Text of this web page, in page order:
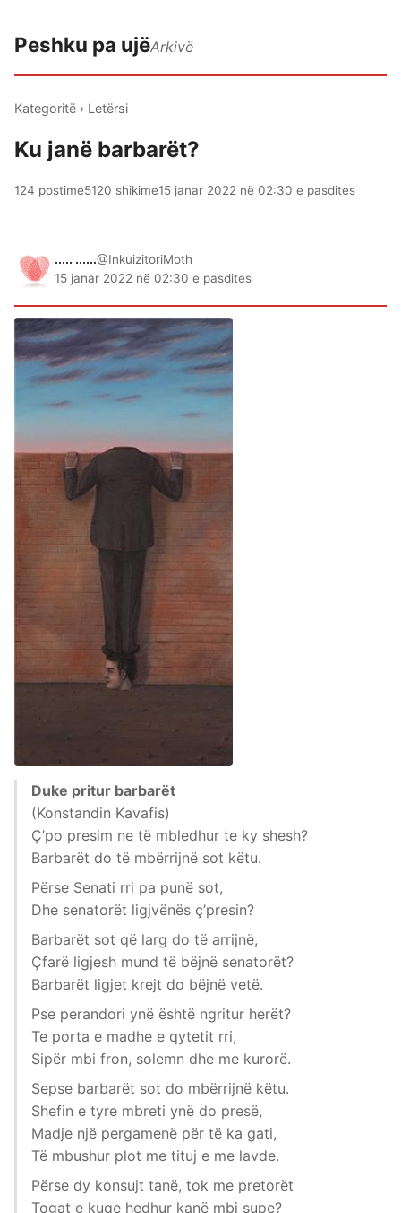
Peshku pa ujëArkivë
Kategoritë › Letërsi
Ku janë barbarët?
124 postime5120 shikime15 janar 2022 në 02:30 e pasdites
..... ......@InkuizitoriMoth
15 janar 2022 në 02:30 e pasdites
Duke pritur barbarët
(Konstandin Kavafis)
Ç’po presim ne të mbledhur te ky shesh?
Barbarët do të mbërrijnë sot këtu.
Përse Senati rri pa punë sot,
Dhe senatorët ligjvënës ç’presin?
Barbarët sot që larg do të arrijnë,
Çfarë ligjesh mund të bëjnë senatorët?
Barbarët ligjet krejt do bëjnë vetë.
Pse perandori ynë është ngritur herët?
Te porta e madhe e qytetit rri,
Sipër mbi fron, solemn dhe me kurorë.
Sepse barbarët sot do mbërrijnë këtu.
Shefin e tyre mbreti ynë do presë,
Madje një pergamenë për të ka gati,
Të mbushur plot me tituj e me lavde.
Përse dy konsujt tanë, tok me pretorët
Togat e kuqe hedhur kanë mbi supe?